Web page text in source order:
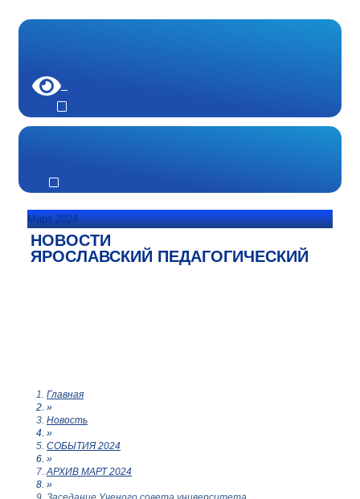
Март 2024
НОВОСТИ
ЯРОСЛАВСКИЙ ПЕДАГОГИЧЕСКИЙ
Главная
»
Новость
»
СОБЫТИЯ 2024
»
АРХИВ МАРТ 2024
»